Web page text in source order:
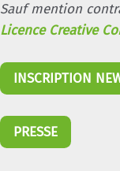
Sauf mention
Licence Creative
INSCRIPTION
PRESSE